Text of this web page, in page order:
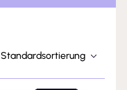
Standardsortierung